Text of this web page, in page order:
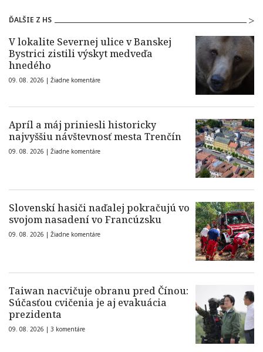
ĎALŠIE Z HS
V lokalite Severnej ulice v Banskej
Bystrici zistili výskyt medveďa
hnedého
09. 08. 2026 | Žiadne komentáre
Apríl a máj priniesli historicky
najvyššiu návštevnosť mesta Trenčín
09. 08. 2026 | Žiadne komentáre
Slovenskí hasiči naďalej pokračujú vo
svojom nasadení vo Francúzsku
09. 08. 2026 | Žiadne komentáre
Taiwan nacvičuje obranu pred Čínou:
Súčasťou cvičenia je aj evakuácia
prezidenta
09. 08. 2026 | 3 komentáre